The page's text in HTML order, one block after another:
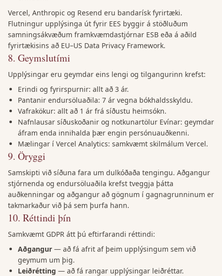
Vercel, Anthropic og Resend eru bandarísk fyrirtæki.
Flutningur upplýsinga út fyrir EES byggir á stöðluðum
samningsákvæðum framkvæmdastjórnar ESB eða á aðild
fyrirtækisins að EU–US Data Privacy Framework.
8. Geymslutími
Upplýsingar eru geymdar eins lengi og tilgangurinn krefst:
Erindi og fyrirspurnir: allt að 3 ár.
Pantanir endursöluaðila: 7 ár vegna bókhaldsskyldu.
Vafrakökur: allt að 1 ár frá síðustu heimsókn.
Nafnlausar síðuskoðanir og notkunartölur Evínar: geymdar
áfram enda innihalda þær engin persónuauðkenni.
Mælingar í Vercel Analytics: samkvæmt skilmálum Vercel.
9. Öryggi
Samskipti við síðuna fara um dulkóðaða tengingu. Aðgangur
stjórnenda og endursöluaðila krefst tveggja þátta
auðkenningar og aðgangur að gögnum í gagnagrunninum er
takmarkaður við þá sem þurfa hann.
10. Réttindi þín
Samkvæmt GDPR átt þú eftirfarandi réttindi:
Aðgangur — að fá afrit af þeim upplýsingum sem við
geymum um þig.
Leiðrétting — að fá rangar upplýsingar leiðréttar.